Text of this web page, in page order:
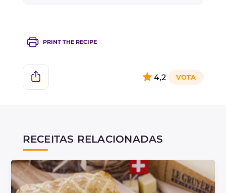
PRINT THE RECIPE
4,2
RECEITAS RELACIONADAS